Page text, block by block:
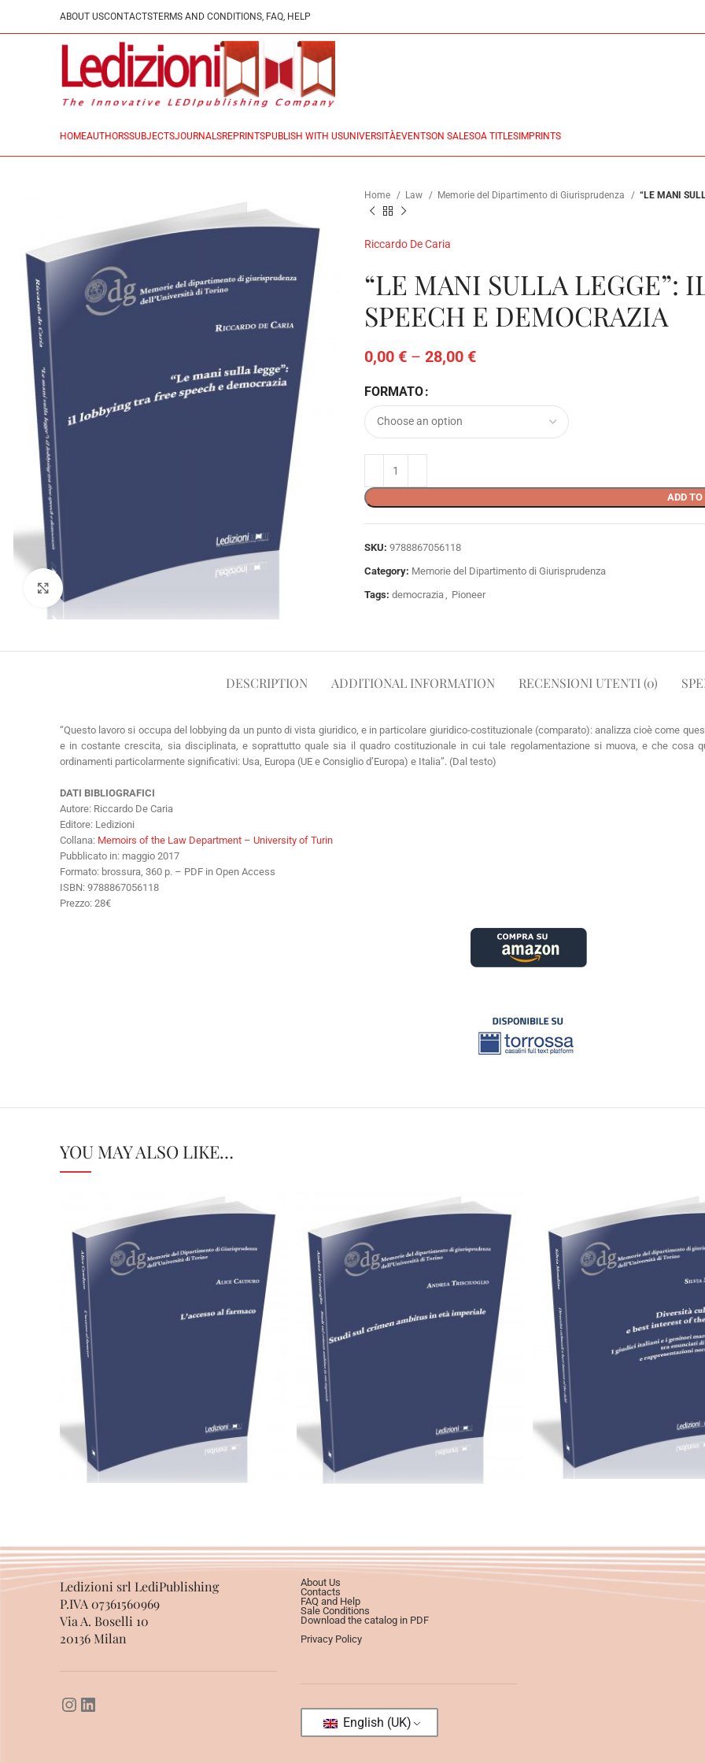
ABOUT USCONTACTSTERMS AND CONDITIONS, FAQ, HELP
HOMEAUTHORSSUBJECTSJOURNALSREPRINTSPUBLISH WITH USUNIVERSITÀEVENTSON SALESOA TITLES IMPRINTS
Click to enlarge
Home Law Memorie del Dipartimento di Giurisprudenza “LE MANI
Riccardo De Caria
“LE MANI SULLA LEGGE”:
SPEECH E DEMOCRAZIA
0,00 € – 28,00 €
FORMATO
ADD
SKU: 9788867056118
Category: Memorie del Dipartimento di Giurisprudenza
Tags: democrazia Pioneer
DESCRIPTION ADDITIONAL INFORMATION RECENSIONI UTENTI (0)
“Questo lavoro si occupa del lobbying da un punto di vista giuridico, e in particolare giuridico-costituzionale (comparato): analizza cioè come
e in costante crescita, sia disciplinata, e soprattutto quale sia il quadro costituzionale in cui tale regolamentazione si muova, e che
ordinamenti particolarmente significativi: Usa, Europa (UE e Consiglio d’Europa) e Italia”. (Dal testo)
DATI BIBLIOGRAFICI
Autore: Riccardo De Caria
Editore: Ledizioni
Collana: Memoirs of the Law Department – University of Turin
Pubblicato in: maggio 2017
Formato: brossura, 360 p. – PDF in Open Access
ISBN: 9788867056118
Prezzo: 28€
YOU MAY ALSO LIKE…
Select options
Ledizioni srl LediPublishing
P.IVA 07361560969
Via A. Boselli 10
20136 Milan
About Us
Contacts
FAQ and Help
Sale Conditions
Download the catalog in PDF
Privacy Policy
English (UK)